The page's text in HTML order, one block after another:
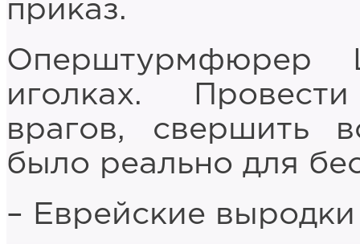
приказ.
иголках.
врагов, свершить
было реально для
– Еврейские